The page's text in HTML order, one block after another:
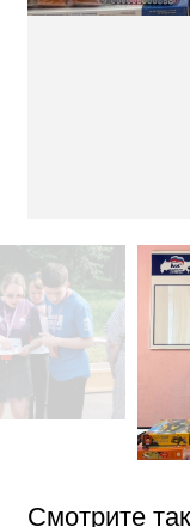
Смотрите